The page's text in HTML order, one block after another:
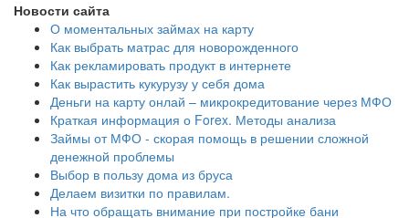
Новости сайта
О моментальных займах на карту
Как выбрать матрас для новорожденного
Как рекламировать продукт в интернете
Как вырастить кукурузу у себя дома
Деньги на карту онлай – микрокредитование через МФО
Краткая информация о Forex. Методы анализа
Займы от МФО - скорая помощь в решении сложной
денежной проблемы
Выбор в пользу дома из бруса
Делаем визитки по правилам.
На что обращать внимание при постройке бани